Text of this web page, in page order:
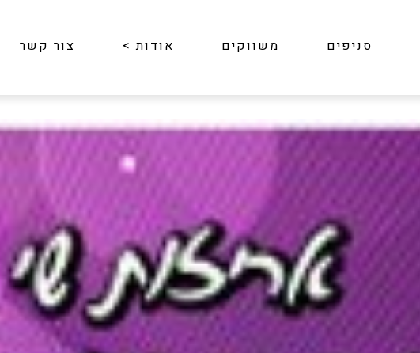
סניפים משווקים אודות> צור קשר